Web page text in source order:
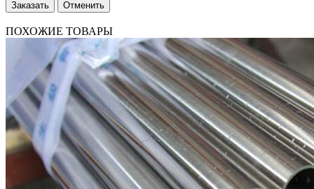
Заказать Отменить
ПОХОЖИЕ ТОВАРЫ